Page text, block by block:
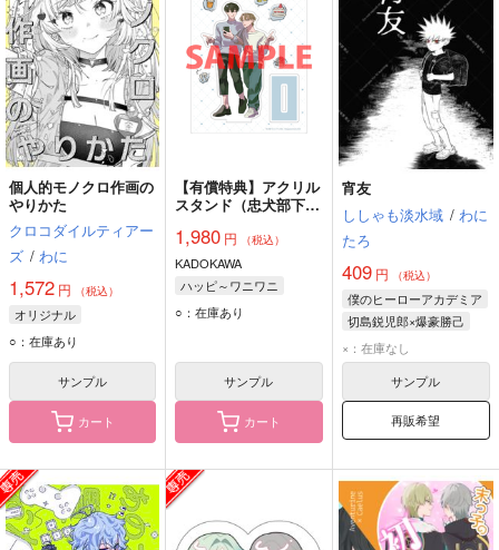
個人的モノクロ作画の
やりかた
クロコダイルティアー
ズ / わに
1,572 円 （税込）
オリジナル
○：在庫あり
サンプル
カート
【有償特典】アクリル
スタンド（忠犬部下と
1,980 円 （税込）
KADOKAWA
ハッピ～ワニワニ
○：在庫あり
サンプル
カート
宵友
ししゃも淡水域 / わに
たろ
409円 （税込）
僕のヒーローアカデミア
切島鋭児郎×爆豪勝己
切島鋭児郎
×：在庫なし
サンプル
再販希望